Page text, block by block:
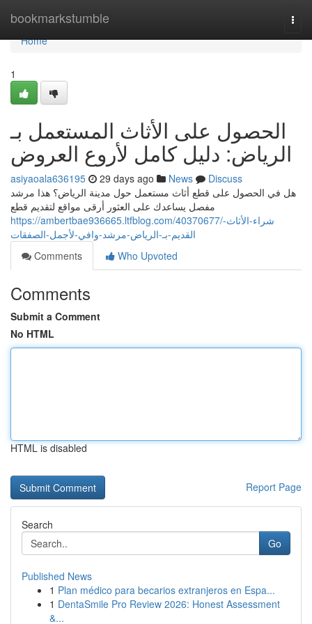
bookmarkstumble
Home
Home
1
الحصول على الأثاث المستعمل بـ
الرياض: دليل كامل لأروع العروض
asiyaoala636195 29 days ago News
Discuss
هل في الحصول على قطع أثاث مستعمل حول مدينة الرياض؟ هذا مرشد
مفصل يساعدك على العثور أرقى مواقع لتقديم قطع
https://ambertbae936665.ltfblog.com/40370677/شراء-الأثاث-
القديم-بـ-الرياض-مرشد-وافي-لأجمل-الصفقات
Comments
Who Upvoted
Comments
Submit a Comment
No HTML
HTML is disabled
Report Page
Search
Go
Published News
1 Plan médico para becarios extranjeros en Espa...
1 DentaSmile Pro Review 2026: Honest Assessment
&...